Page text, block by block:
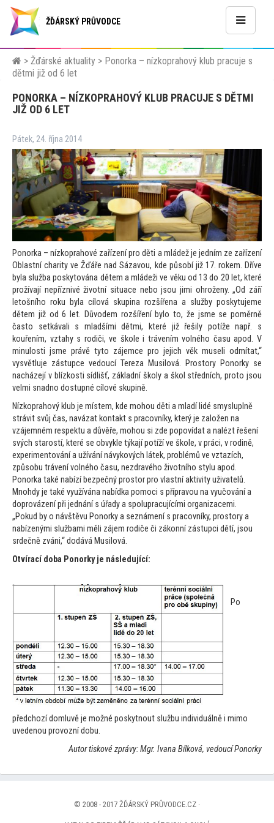
ŽĎÁRSKÝ PRŮVODCE
> Žďárské aktuality > Ponorka – nízkoprahový klub pracuje s
dětmi již od 6 let
PONORKA – NÍZKOPRAHOVÝ KLUB PRACUJE S DĚTMI
JIŽ OD 6 LET
Pátek, 24. října 2014
Ponorka – nízkoprahové zařízení pro děti a mládež je jedním ze zařízení
Oblastní charity ve Žďáře nad Sázavou, kde působí již 17. rokem. Dříve
byla služba poskytována dětem a mládeži ve věku od 13 do 20 let, které
prožívají nepříznivé životní situace nebo jsou jimi ohroženy. „Od září
letošního roku byla cílová skupina rozšířena a služby poskytujeme
dětem již od 6 let. Důvodem rozšíření bylo to, že jsme se poměrně
často setkávali s mladšími dětmi, které již řešily potíže např. s
kouřením, vztahy s rodiči, ve škole i trávením volného času apod. V
minulosti jsme právě tyto zájemce pro jejich věk museli odmítat,“
vysvětluje zástupce vedoucí Tereza Musilová. Prostory Ponorky se
nacházejí v blízkosti sídlišť, základní školy a škol středních, proto jsou
velmi snadno dostupné cílové skupině.
Nízkoprahový klub je místem, kde mohou děti a mladí lidé smysluplně
strávit svůj čas, navázat kontakt s pracovníky, který je založen na
vzájemném respektu a důvěře, mohou si zde popovídat a nalézt řešení
svých starostí, které se obvykle týkají potíží ve škole, v práci, v rodině,
experimentování a užívání návykových látek, problémů ve vztazích,
způsobu trávení volného času, nezdravého životního stylu apod.
Ponorka také nabízí bezpečný prostor pro vlastní aktivity uživatelů.
Mnohdy je také využívána nabídka pomoci s přípravou na vyučování a
doprovázení při jednání s úřady a spolupracujícími organizacemi.
„Pokud by o návštěvu Ponorky a seznámení s pracovníky, prostory a
nabízenými službami měli zájem rodiče či zákonní zástupci dětí, jsou
srdečně zváni,“ dodává Musilová.
Otvírací doba Ponorky je následující:
Po
předchozí domluvě je možné poskytnout službu individuálně i mimo
uvedenou provozní dobu.
Autor tiskové zprávy: Mgr. Ivana Bílková, vedoucí Ponorky
© 2008 - 2017 ŽĎÁRSKÝ PRŮVODCE.CZ ·